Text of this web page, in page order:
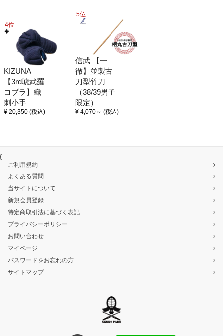
4位
KIZUNA
【3rd琥武羅
コブラ】織
刺小手
¥ 20,350 (税込)
5位
信武 【一
徹】並製古
刀型竹刀
（38/39男子
限定）
¥ 4,070～ (税込)
{
ご利用規約
よくある質問
当サイトについて
新規会員登録
特定商取引法に基づく表記
プライバシーポリシー
お問い合わせ
マイページ
パスワードをお忘れの方
サイトマップ